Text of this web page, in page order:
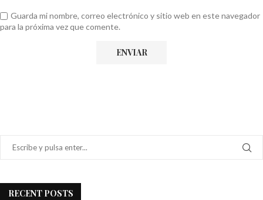
Guarda mi nombre, correo electrónico y sitio web en este navegador
para la próxima vez que comente.
RECENT POSTS